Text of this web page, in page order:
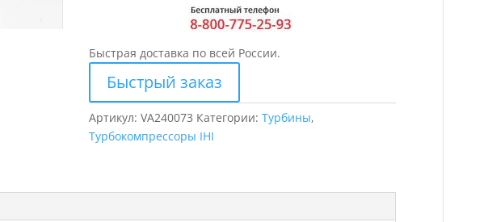
Быстрая доставка по всей России.
Быстрый заказ
Артикул:VA240073 Категории:Турбины,
Турбокомпрессоры IHI